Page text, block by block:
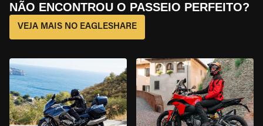
NÃO ENCONTROU O PASSEIO PERFEITO?
VEJA MAIS NO EAGLESHARE